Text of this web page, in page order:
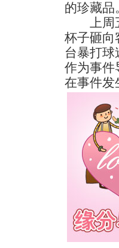
的珍藏品
上周五
杯子砸向
台暴打
作为事件
在事件发